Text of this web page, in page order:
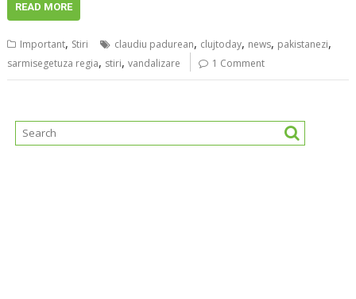
READ MORE
Important, Stiri claudiu padurean, clujtoday, news, pakistanezi,
sarmisegetuza regia, stiri,vandalizare 1 Comment